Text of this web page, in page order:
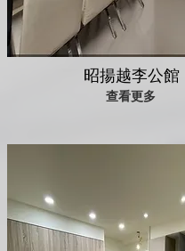
昭揚越李公館
查看更多